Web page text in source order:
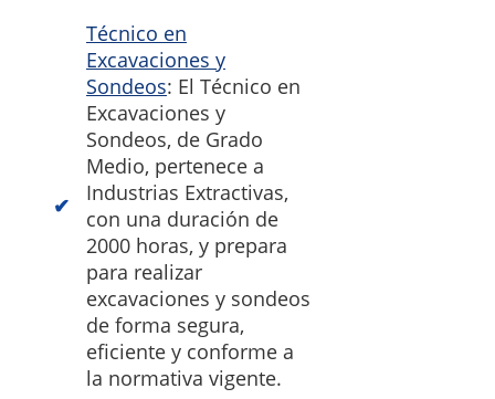
Técnico en
Excavaciones y
Sondeos: El Técnico en
Excavaciones y
Sondeos, de Grado
Medio, pertenece a
Industrias Extractivas,
con una duración de
2000 horas, y prepara
para realizar
excavaciones y sondeos
de forma segura,
eficiente y conforme a
la normativa vigente.